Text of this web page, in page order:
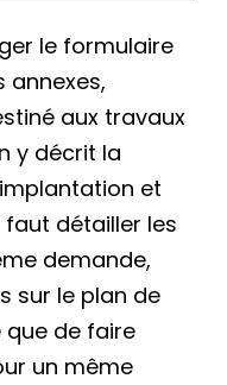
le formulaire
aux travaux
y décrit la
et
faut détailler les
demande,
sur le plan de
que de faire
un même